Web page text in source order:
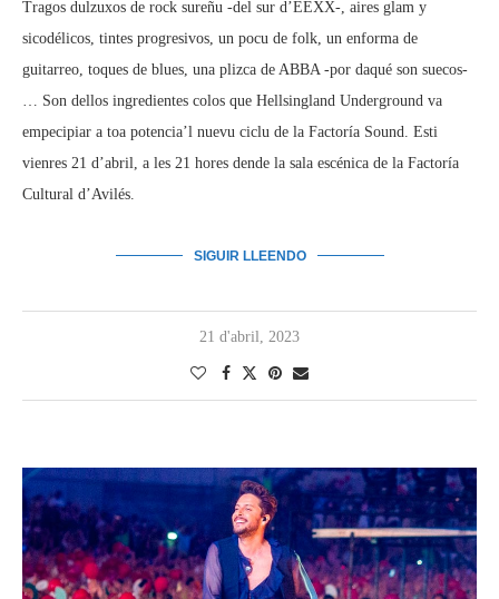
Tragos dulzuxos de rock sureñu -del sur d’EEXX-, aires glam y
sicodélicos, tintes progresivos, un pocu de folk, un enforma de
guitarreo, toques de blues, una plizca de ABBA -por daqué son suecos-
… Son dellos ingredientes colos que Hellsingland Underground va
empecipiar a toa potencia’l nuevu ciclu de la Factoría Sound. Esti
vienres 21 d’abril, a les 21 hores dende la sala escénica de la Factoría
Cultural d’Avilés.
SIGUIR LLEENDO
21 d'abril, 2023